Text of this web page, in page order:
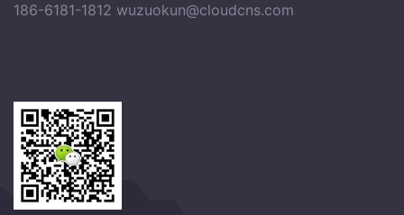
186-6181-1812 wuzuokun@cloudcns.com